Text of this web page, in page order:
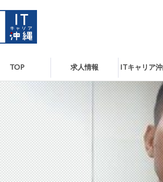
TOP 求人情報 ITキャリア